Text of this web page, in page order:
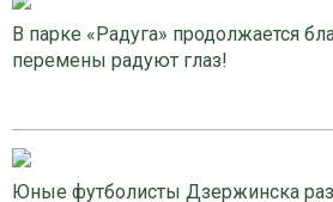
В парке «Радуга» продолжается
перемены радуют глаз!
Юные футболисты Дзержинска